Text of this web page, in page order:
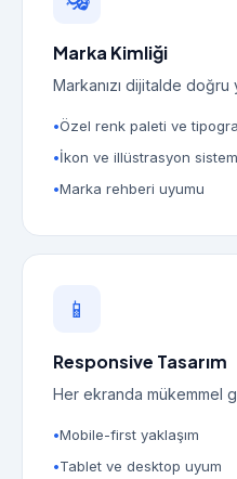
Marka Kimliği
Markanızı dijitalde doğru
Özel renk paleti ve
İkon ve illüstrasyon
Marka rehberi uyumu
📱
Responsive Tasarım
Her ekranda mükemmel
Mobile-first yaklaşım
Tablet ve desktop uyum